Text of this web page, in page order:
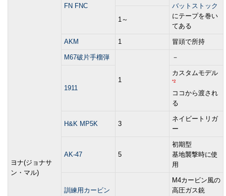
ヨナ(ジョナサ
ン・マル)
FN FNC
バットストック
にテープを巻い
てある
1～
AKM 1 冒頭で所持
M67破片手榴弾
1
－
1911
カスタムモデル
*2
ココから渡され
る
H&K MP5K 3
ネイビートリガ
ー
AK-47 5
初期型
基地襲撃時に使
用
訓練用カービン
M4カービン風の
高圧ガス銃